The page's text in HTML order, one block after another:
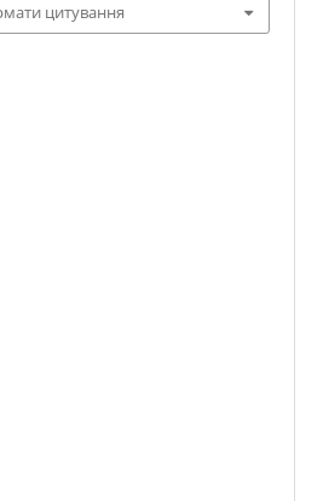
цитування